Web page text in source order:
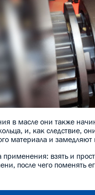
в масле они также
и, как следствие,
материала и
применения: взять и
после чего поменять